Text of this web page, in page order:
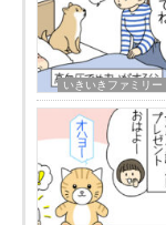
いきいきファミリー